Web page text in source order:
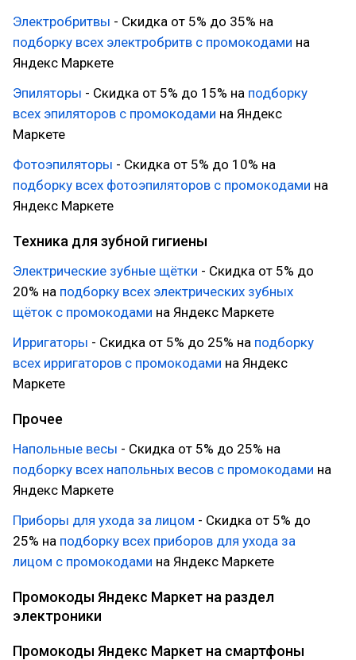
Электробритвы - Скидка от 5% до 35% на
подборку всех электробритв с промокодами на
Яндекс Маркете
Эпиляторы - Скидка от 5% до 15% на подборку
всех эпиляторов с промокодами на Яндекс
Маркете
Фотоэпиляторы - Скидка от 5% до 10% на
подборку всех фотоэпиляторов с промокодами на
Яндекс Маркете
Техника для зубной гигиены
Электрические зубные щётки - Скидка от 5% до
20% на подборку всех электрических зубных
щёток с промокодами на Яндекс Маркете
Ирригаторы - Скидка от 5% до 25% на подборку
всех ирригаторов с промокодами на Яндекс
Маркете
Прочее
Напольные весы - Скидка от 5% до 25% на
подборку всех напольных весов с промокодами на
Яндекс Маркете
Приборы для ухода за лицом - Скидка от 5% до
25% на подборку всех приборов для ухода за
лицом с промокодами на Яндекс Маркете
Промокоды Яндекс Маркет на раздел
электроники
Промокоды Яндекс Маркет на смартфоны